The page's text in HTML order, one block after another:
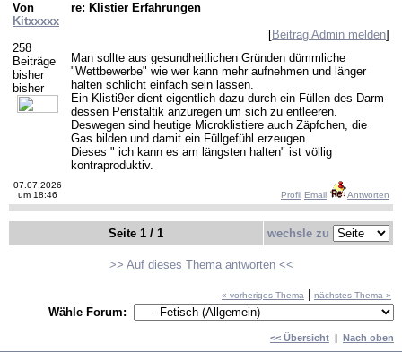
Von
Kitxxxxx
258
Beiträge
bisher
bisher
re: Klistier Erfahrungen
[Beitrag Admin melden]
Man sollte aus gesundheitlichen Gründen dümmliche
"Wettbewerbe" wie wer kann mehr aufnehmen und länger
halten schlicht einfach sein lassen.
Ein Klisti9er dient eigentlich dazu durch ein Füllen des Darm
dessen Peristaltik anzuregen um sich zu entleeren.
Deswegen sind heutige Microklistiere auch Zäpfchen, die
Gas bilden und damit ein Füllgefühl erzeugen.
Dieses " ich kann es am längsten halten" ist völlig
kontraproduktiv.
07.07.2026
um 18:46
Profil Email Antworten
Seite 1 / 1 wechsle zu
>> Auf dieses Thema antworten <<
« vorheriges Thema nächstes Thema »
Wähle Forum:
<< Übersicht | Nach oben